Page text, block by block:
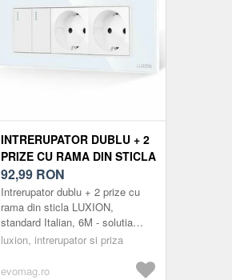
INTRERUPATOR DUBLU + 2
PRIZE CU RAMA DIN STICLA
LUXION, STANDARD
ITALIAN, 6M (ALB)
92,99 RON
Intrerupator dublu + 2 prize cu
rama din sticla LUXION,
standard Italian, 6M - solutia
ideala pentru casa sau spatiul
luxion, intrerupator si priza
evomag.ro